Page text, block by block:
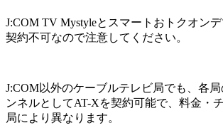
J:COM TV Mystyleとスマートおトクオン
契約不可なので注意してください。
J:COM以外のケーブルテレビ局でも、各
ンネルとしてAT-Xを契約可能で、料金・
局により異なります。